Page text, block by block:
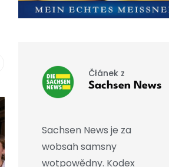
Čłánek z
Sachsen News
Sachsen News je za
wobsah samsny
wotpowědny. Kodex